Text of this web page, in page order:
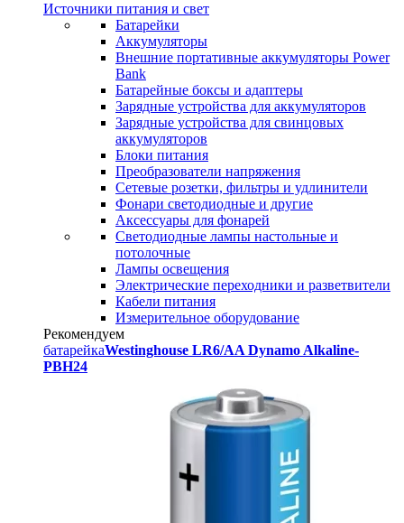
Источники питания и свет
Батарейки
Аккумуляторы
Внешние портативные аккумуляторы Power
Bank
Батарейные боксы и адаптеры
Зарядные устройства для аккумуляторов
Зарядные устройства для свинцовых
аккумуляторов
Блоки питания
Преобразователи напряжения
Сетевые розетки, фильтры и удлинители
Фонари светодиодные и другие
Аксессуары для фонарей
Светодиодные лампы настольные и
потолочные
Лампы освещения
Электрические переходники и разветвители
Кабели питания
Измерительное оборудование
Рекомендуем
батарейкаWestinghouse LR6/AA Dynamo Alkaline-
PBH24